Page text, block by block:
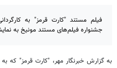
فیلم مستند "کارت قرمز" به
جشنواره فیلم‌های مستند مونیخ به
به گزارش خبرنگار مهر، "کارت قرمز" که